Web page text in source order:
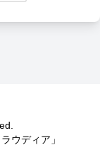
ウディア」